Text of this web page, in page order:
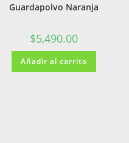
Guardapolvo Naranja
$5,490.00
Añadir al carrito